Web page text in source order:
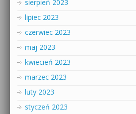
sierpień 2023
lipiec 2023
czerwiec 2023
maj 2023
kwiecień 2023
marzec 2023
luty 2023
styczeń 2023